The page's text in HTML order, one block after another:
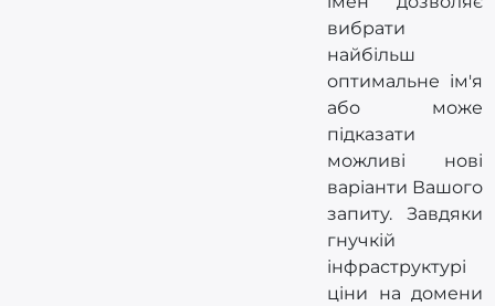
вибрати
найбільш
оптимальне ім'я
або може
підказати
можливі нові
варіанти Вашого
запиту. Завдяки
гнучкій
інфраструктурі
ціни на домени